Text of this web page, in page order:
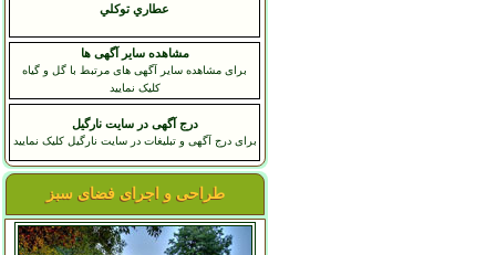
عطاري توکلي
مشاهده سایر آگهی ها
برای مشاهده سایر آگهی های مرتبط با گل و گیاه
کلیک نمایید
درج آگهی در سایت نارگیل
برای درج آگهی و تبلیغات در سایت نارگیل کلیک نمایید
طراحی و اجرای فضای سبز